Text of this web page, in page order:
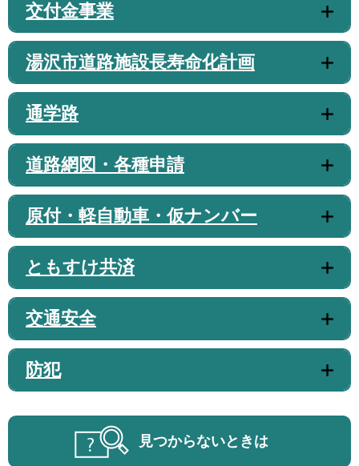
交付金事業
湯沢市道路施設長寿命化計画
通学路
道路網図・各種申請
原付・軽自動車・仮ナンバー
ともすけ共済
交通安全
防犯
見つからないときは